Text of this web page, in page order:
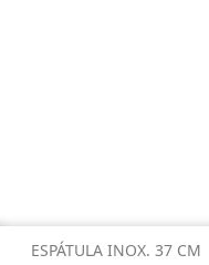
ESPÁTULA INOX. 37 CM